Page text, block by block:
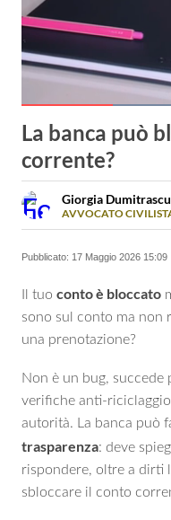
Pause UnmuteCurrent Time
0:21 1:15
La banca può
corrente?
Giorgia Dumitrascu
AVVOCATO
Avvocato civilista
consulenze chiare e
Pubblicato: 17 Maggio 2026 15:09
Il tuo conto è bloccato
sono sul conto ma non
una prenotazione?
Non è un bug, succede
verifiche anti-riciclaggio
autorità. La banca può
trasparenza: deve
rispondere, oltre a dirti
sbloccare il conto